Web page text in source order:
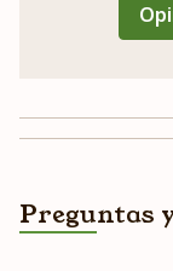
Preguntas